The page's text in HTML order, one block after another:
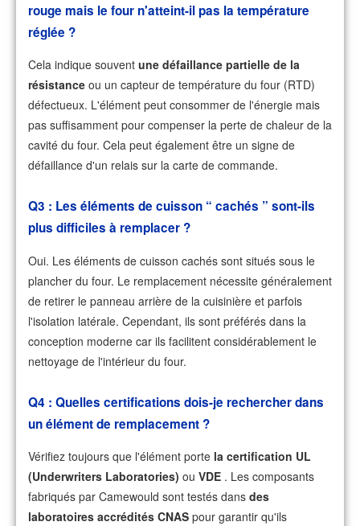
rouge mais le four n'atteint-il pas la température
réglée ?
Cela indique souvent une défaillance partielle de la
résistance ou un capteur de température du four (RTD)
défectueux. L'élément peut consommer de l'énergie mais
pas suffisamment pour compenser la perte de chaleur de la
cavité du four. Cela peut également être un signe de
défaillance d'un relais sur la carte de commande.
Q3 : Les éléments de cuisson “ cachés ” sont-ils
plus difficiles à remplacer ?
Oui. Les éléments de cuisson cachés sont situés sous le
plancher du four. Le remplacement nécessite généralement
de retirer le panneau arrière de la cuisinière et parfois
l'isolation latérale. Cependant, ils sont préférés dans la
conception moderne car ils facilitent considérablement le
nettoyage de l'intérieur du four.
Q4 : Quelles certifications dois-je rechercher dans
un élément de remplacement ?
Vérifiez toujours que l'élément porte la certification UL
(Underwriters Laboratories) ou VDE . Les composants
fabriqués par Camewould sont testés dans des
laboratoires accrédités CNAS pour garantir qu'ils